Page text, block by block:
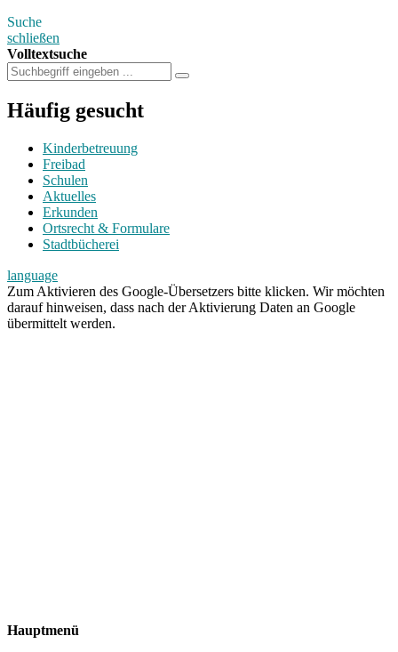
Suche
schließen
Volltextsuche
Häufig gesucht
Kinderbetreuung
Freibad
Schulen
Aktuelles
Erkunden
Ortsrecht & Formulare
Stadtbücherei
language
Zum Aktivieren des Google-Übersetzers bitte klicken. Wir möchten
darauf hinweisen, dass nach der Aktivierung Daten an Google
übermittelt werden.
Hauptmenü